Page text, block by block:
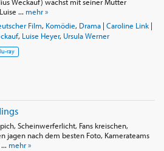
Weckauf) wächst mit seiner Mutter
... mehr »
Film, Komödie, Drama| Caroline Link|
, Luise Heyer, Ursula Werner
ray
Scheinwerferlicht, Fans kreischen,
jagen nach dem besten Foto, Kamerateams
mehr »